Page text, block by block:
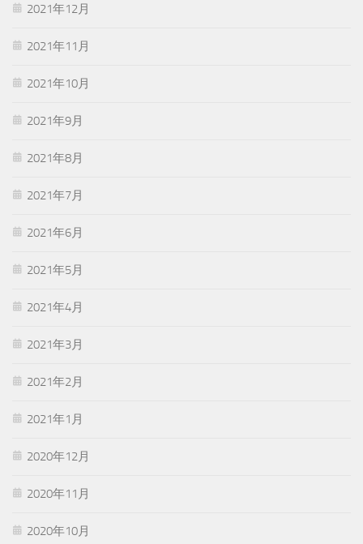
2021年12月
2021年11月
2021年10月
2021年9月
2021年8月
2021年7月
2021年6月
2021年5月
2021年4月
2021年3月
2021年2月
2021年1月
2020年12月
2020年11月
2020年10月